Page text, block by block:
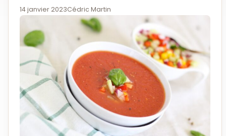
14 janvier 2023Cédric Martin